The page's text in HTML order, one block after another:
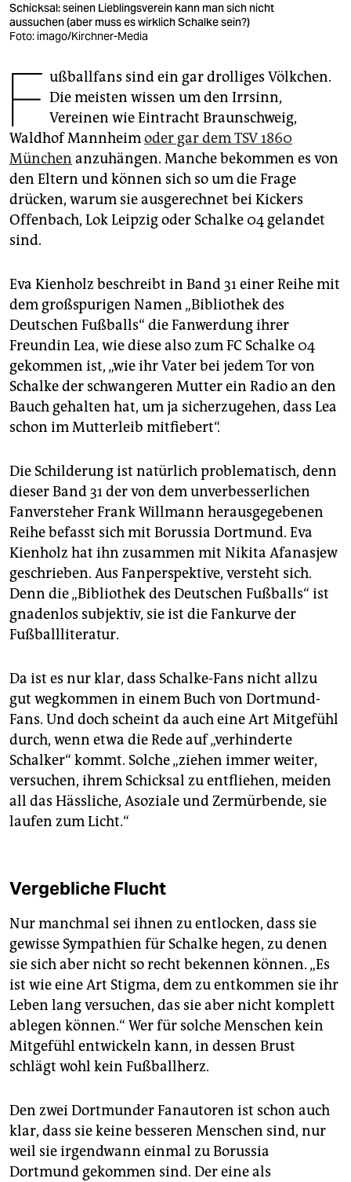
shop
fragen & hilfe
unterstützen
genossenschaft
epaper login
Schicksal: seinen Lieblingsverein kann man sich nicht
aussuchen (aber muss es wirklich Schalke sein?)
Foto: imago/Kirchner-Media
F ußballfans sind ein gar drolliges Völkchen.
Die meisten wissen um den Irrsinn,
Vereinen wie Eintracht Braunschweig,
Waldhof Mannheimoder gar dem TSV 1860
München anzuhängen. Manche bekommen es von
den Eltern und können sich so um die Frage
drücken, warum sie ausgerechnet bei Kickers
Offenbach, Lok Leipzig oder Schalke 04 gelandet
sind.
Eva Kienholz beschreibt in Band 31 einer Reihe mit
dem großspurigen Namen „Bibliothek des
Deutschen Fußballs“ die Fanwerdung ihrer
Freundin Lea, wie diese also zum FC Schalke 04
gekommen ist, „wie ihr Vater bei jedem Tor von
Schalke der schwangeren Mutter ein Radio an den
Bauch gehalten hat, um ja sicherzugehen, dass Lea
schon im Mutterleib mitfiebert“.
Die Schilderung ist natürlich problematisch, denn
dieser Band 31 der von dem unverbesserlichen
Fanversteher Frank Willmann herausgegebenen
Reihe befasst sich mit Borussia Dortmund. Eva
Kienholz hat ihn zusammen mit Nikita Afanasjew
geschrieben. Aus Fanperspektive, versteht sich.
Denn die „Bibliothek des Deutschen Fußballs“ ist
gnadenlos subjektiv, sie ist die Fankurve der
Fußballliteratur.
Da ist es nur klar, dass Schalke-Fans nicht allzu
gut wegkommen in einem Buch von Dortmund-
Fans. Und doch scheint da auch eine Art Mitgefühl
durch, wenn etwa die Rede auf „verhinderte
Schalker“ kommt. Solche „ziehen immer weiter,
versuchen, ihrem Schicksal zu entfliehen, meiden
all das Hässliche, Asoziale und Zermürbende, sie
laufen zum Licht.“
Vergebliche Flucht
Nur manchmal sei ihnen zu entlocken, dass sie
gewisse Sympathien für Schalke hegen, zu denen
sie sich aber nicht so recht bekennen können. „Es
ist wie eine Art Stigma, dem zu entkommen sie ihr
Leben lang versuchen, das sie aber nicht komplett
ablegen können.“ Wer für solche Menschen kein
Mitgefühl entwickeln kann, in dessen Brust
schlägt wohl kein Fußballherz.
Den zwei Dortmunder Fanautoren ist schon auch
klar, dass sie keine besseren Menschen sind, nur
weil sie irgendwann einmal zu Borussia
Dortmund gekommen sind. Der eine als